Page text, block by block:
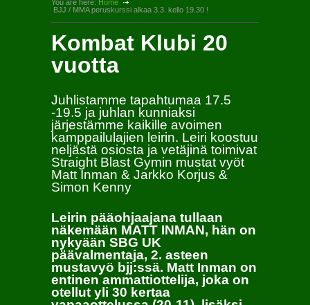
You are here: Home
BJJ / MMA peruskurssi alkaa 3.3. kello 19.30 !
Kombat Klubi 20
vuotta
Juhlistamme tapahtumaa 17.5
-19.5 ja juhlan kunniaksi
järjestämme kaikille avoimen
kamppailulajien leirin. Leiri koostuu
neljästä osiosta ja vetäjinä toimivat
Straight Blast Gymin mustat vyöt
Matt Inman & Jarkko Korjus &
Simon Kenny
Leirin pääohjaajana tullaan
näkemään MATT INMAN, hän on
nykyään SBG UK
päävalmentaja, 2. asteen
mustavyö bjj:ssä. Matt Inman on
entinen ammattiottelija, joka on
otellut yli 30 kertaa